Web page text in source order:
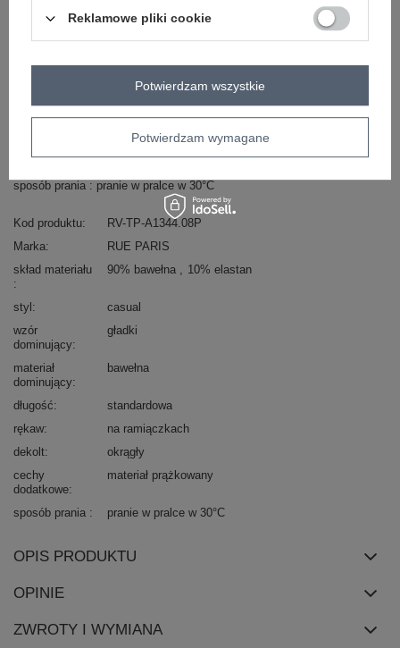
sposób prania : pranie w pralce w 30°C
Kod produktu
RV-TP-A1344.08P
Marka
RUE PARIS
skład materiału
90% bawełna 10% elastan
styl
casual
wzór
dominujący
gładki
materiał
dominujący
bawełna
długość
standardowa
rękaw
na ramiączkach
dekolt
okrągły
cechy
dodatkowe
materiał prążkowany
sposób prania pranie w pralce w 30°C
OPIS PRODUKTU
OPINIE
ZWROTY I WYMIANA
Reklamowe pliki cookie
Potwierdzam wymagane
Potwierdzam wszystkie